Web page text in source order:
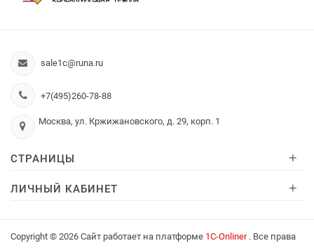
sale1c@runa.ru
+7(495)260-78-88
Москва, ул. Кржижановского, д. 29, корп. 1
СТРАНИЦЫ +
ЛИЧНЫЙ КАБИНЕТ +
Copyright © 2026 Сайт работает на платформе 1С-Onliner . Все права